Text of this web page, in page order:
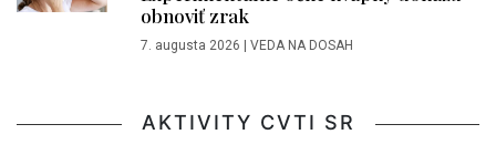
obnoviť zrak
7. augusta 2026 VEDA NA DOSAH
AKTIVITY CVTI SR